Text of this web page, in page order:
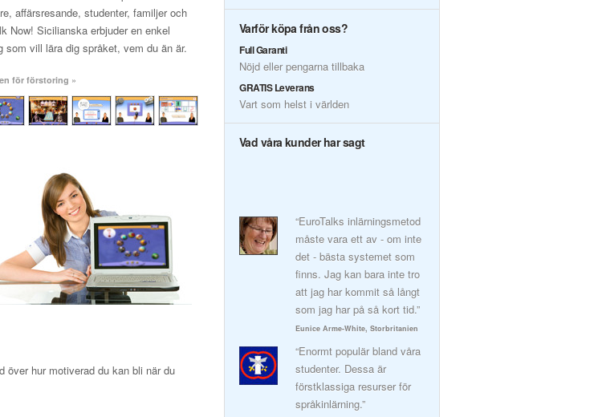
affärsresande, studenter, familjer och
Now! Sicilianska erbjuder en enkel
som vill lära dig språket, vem du än är.
för förstoring »
över hur motiverad du kan bli när du
Varför köpa från oss?
Full Garanti
Nöjd eller pengarna tillbaka
GRATIS Leverans
Vart som helst i världen
Vad våra kunder har sagt
“EuroTalks inlärningsmetod
måste vara ett av - om inte
det - bästa systemet som
finns. Jag kan bara inte tro
att jag har kommit så långt
som jag har på så kort tid.”
Eunice Arme-White, Storbritanien
“Enormt populär bland våra
studenter. Dessa är
förstklassiga resurser för
språkinlärning.”